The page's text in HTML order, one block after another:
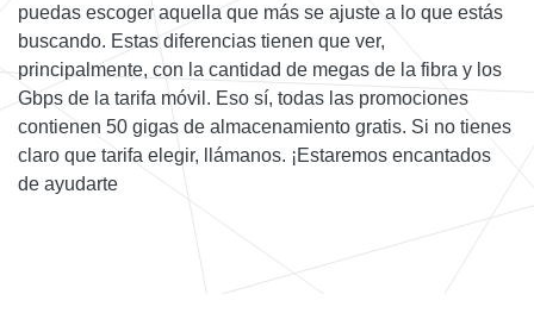
puedas escoger aquella que más se ajuste a lo que estás
buscando. Estas diferencias tienen que ver,
principalmente, con la cantidad de megas de la fibra y los
Gbps de la tarifa móvil. Eso sí, todas las promociones
contienen 50 gigas de almacenamiento gratis. Si no tienes
claro que tarifa elegir, llámanos. ¡Estaremos encantados
de ayudarte